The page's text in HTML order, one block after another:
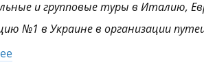
и групповые туры в Италию,
№1 в Украине в организации